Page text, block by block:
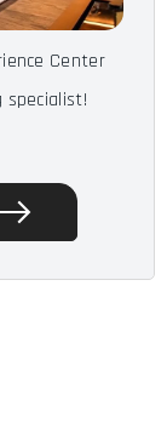
Center